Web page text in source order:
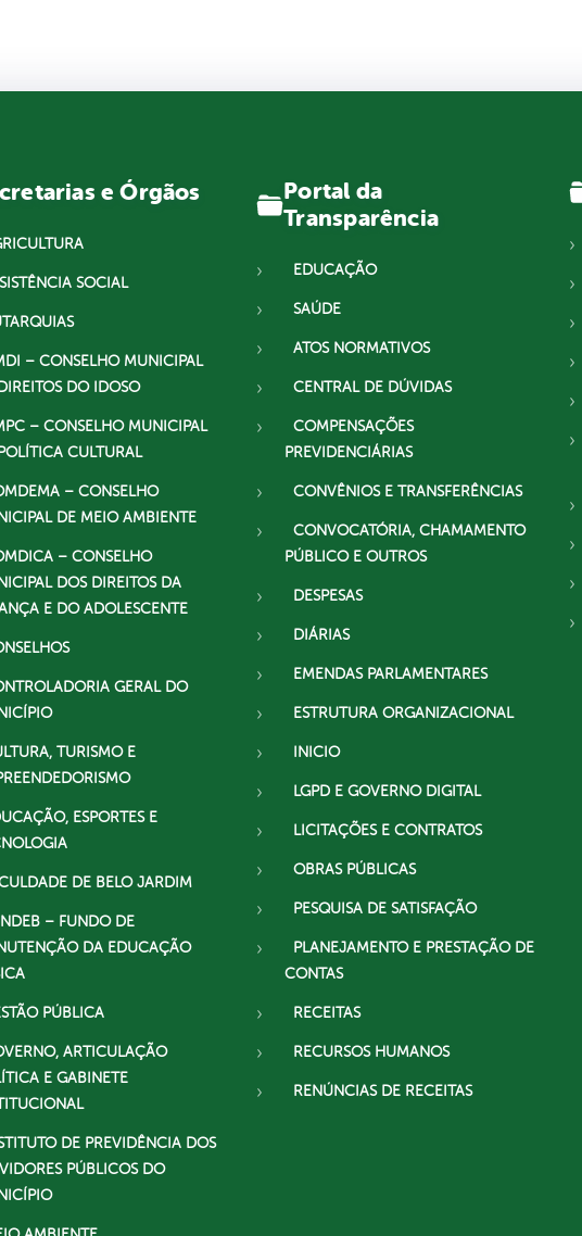
e Órgãos
SOCIAL
– CONSELHO MUNICIPAL
DO IDOSO
– CONSELHO MUNICIPAL
CULTURAL
– CONSELHO
DE MEIO AMBIENTE
– CONSELHO
DOS DIREITOS DA
E DO ADOLESCENTE
GERAL DO
TURISMO E
ESPORTES E
DE BELO JARDIM
– FUNDO DE
DA EDUCAÇÃO
PÚBLICA
ARTICULAÇÃO
E GABINETE
DE PREVIDÊNCIA DOS
PÚBLICOS DO
Portal da
Transparência
EDUCAÇÃO
SAÚDE
ATOS NORMATIVOS
CENTRAL DE DÚVIDAS
COMPENSAÇÕES
PREVIDENCIÁRIAS
CONVÊNIOS E TRANSFERÊNCIAS
CONVOCATÓRIA, CHAMAMENTO
PÚBLICO E OUTROS
DESPESAS
DIÁRIAS
EMENDAS PARLAMENTARES
ESTRUTURA ORGANIZACIONAL
INICIO
LGPD E GOVERNO DIGITAL
LICITAÇÕES E CONTRATOS
OBRAS PÚBLICAS
PESQUISA DE SATISFAÇÃO
PLANEJAMENTO E PRESTAÇÃO DE
CONTAS
RECEITAS
RECURSOS HUMANOS
RENÚNCIAS DE RECEITAS